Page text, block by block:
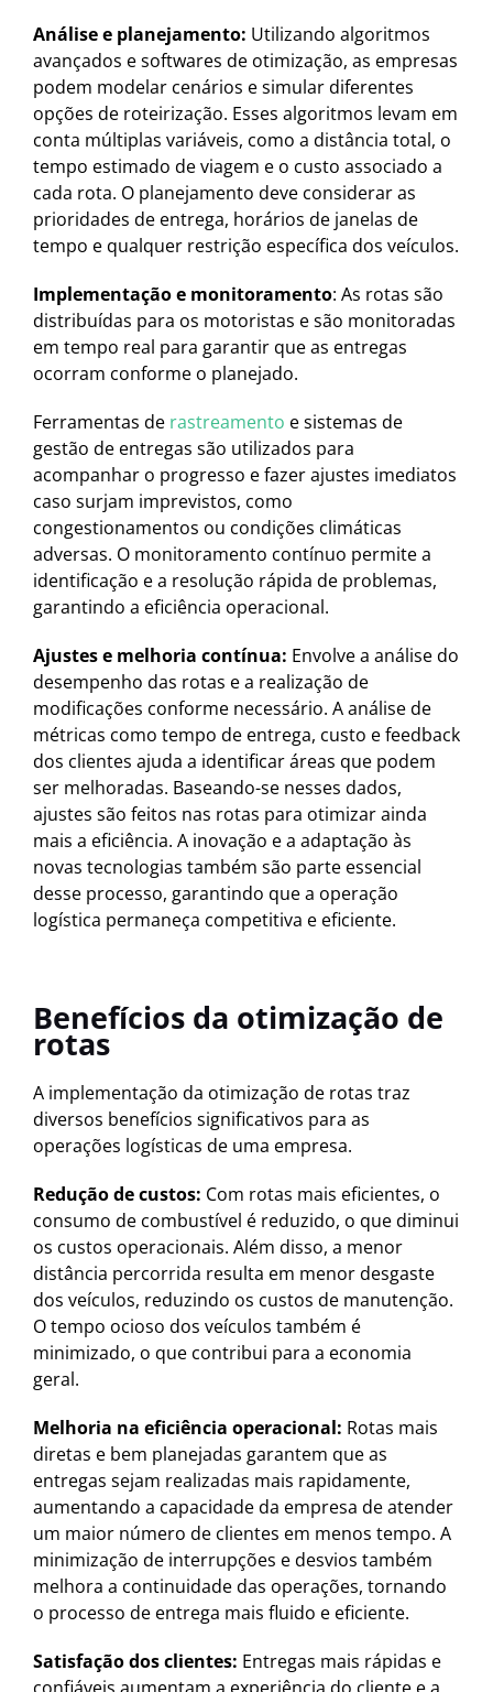
Análise e planejamento: Utilizando algoritmos
avançados e softwares de otimização, as empresas
podem modelar cenários e simular diferentes
opções de roteirização. Esses algoritmos levam em
conta múltiplas variáveis, como a distância total, o
tempo estimado de viagem e o custo associado a
cada rota. O planejamento deve considerar as
prioridades de entrega, horários de janelas de
tempo e qualquer restrição específica dos veículos.
Implementação e monitoramento: As rotas são
distribuídas para os motoristas e são monitoradas
em tempo real para garantir que as entregas
ocorram conforme o planejado.
Ferramentas de rastreamento e sistemas de
gestão de entregas são utilizados para
acompanhar o progresso e fazer ajustes imediatos
caso surjam imprevistos, como
congestionamentos ou condições climáticas
adversas. O monitoramento contínuo permite a
identificação e a resolução rápida de problemas,
garantindo a eficiência operacional.
Ajustes e melhoria contínua: Envolve a análise do
desempenho das rotas e a realização de
modificações conforme necessário. A análise de
métricas como tempo de entrega, custo e feedback
dos clientes ajuda a identificar áreas que podem
ser melhoradas. Baseando-se nesses dados,
ajustes são feitos nas rotas para otimizar ainda
mais a eficiência. A inovação e a adaptação às
novas tecnologias também são parte essencial
desse processo, garantindo que a operação
logística permaneça competitiva e eficiente.
Benefícios da otimização de
rotas
A implementação da otimização de rotas traz
diversos benefícios significativos para as
operações logísticas de uma empresa.
Redução de custos: Com rotas mais eficientes, o
consumo de combustível é reduzido, o que diminui
os custos operacionais. Além disso, a menor
distância percorrida resulta em menor desgaste
dos veículos, reduzindo os custos de manutenção.
O tempo ocioso dos veículos também é
minimizado, o que contribui para a economia
geral.
Melhoria na eficiência operacional: Rotas mais
diretas e bem planejadas garantem que as
entregas sejam realizadas mais rapidamente,
aumentando a capacidade da empresa de atender
um maior número de clientes em menos tempo. A
minimização de interrupções e desvios também
melhora a continuidade das operações, tornando
o processo de entrega mais fluido e eficiente.
Satisfação dos clientes: Entregas mais rápidas e